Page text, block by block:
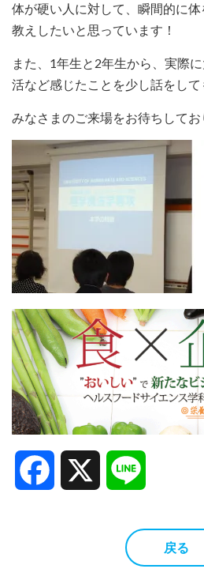
体が硬い人に対して、瞬間的に
教えしたいと思っています！
また、1年生と2年生から、実際
活など感じたことを少し話をし
みなさまのご来場をお待ちしてお
Facebook
戻る